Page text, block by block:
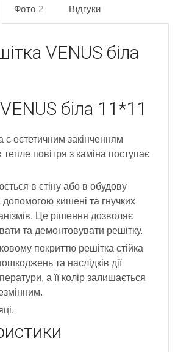
Фото 2 Відгуки
VENUS біла
біла 11*11
є естетичним закінченням
тепле повітря з каміна поступає
в стіну або в обудову
допомогою кишені та гнучких
Це рішення дозволяє
та демонтовувати решітку.
покриттю решітка стійка
та наслідків дії
а її колір залишається